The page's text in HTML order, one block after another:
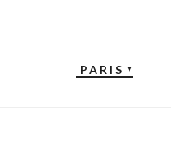
PARIS ▼